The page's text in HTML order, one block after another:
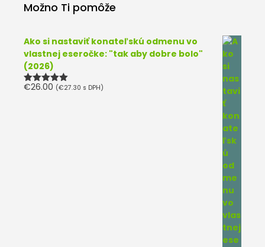
Možno Ti pomôže
Ako si nastaviť konateľskú odmenu vo
vlastnej eseročke: "tak aby dobre bolo"
(2026)
Hodnotenie
€26.00 (€27.30 s DPH)